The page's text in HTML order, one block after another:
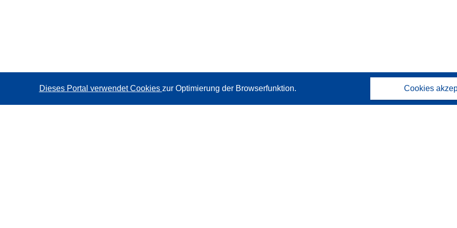
Dieses Portal verwendet Cookies zur Optimierung der Browserfunktion. Cookies